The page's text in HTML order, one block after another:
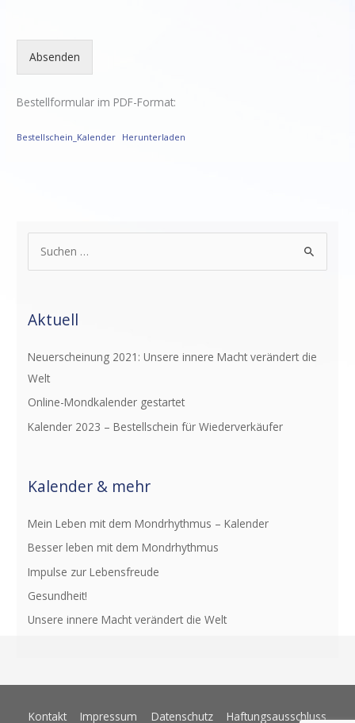
Absenden
Bestellformular im PDF-Format:
Bestellschein_Kalender Herunterladen
u
h
n
n
a
c
Aktuell
Neuerscheinung 2021: Unsere innere Macht verändert die
Welt
Online-Mondkalender gestartet
Kalender 2023 – Bestellschein für Wiederverkäufer
Kalender & mehr
Mein Leben mit dem Mondrhythmus – Kalender
Besser leben mit dem Mondrhythmus
Impulse zur Lebensfreude
Gesundheit!
Unsere innere Macht verändert die Welt
Kontakt Impressum Datenschutz Haftungsausschluss